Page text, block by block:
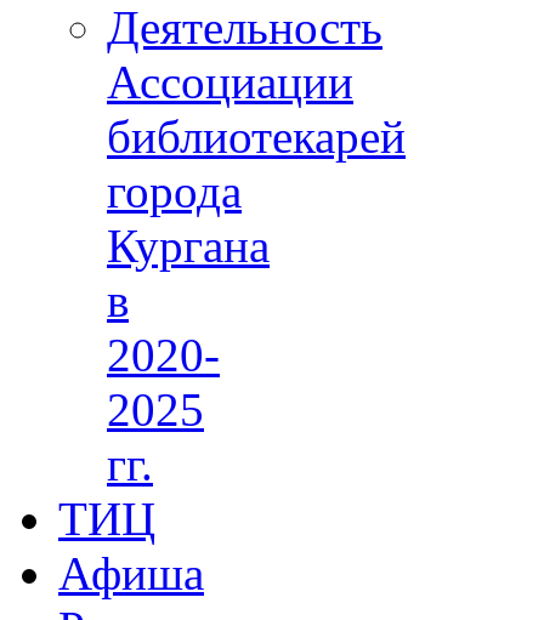
Деятельность
Ассоциации
библиотекарей
города
Кургана
в
2020-
2025
гг.
ТИЦ
Афиша